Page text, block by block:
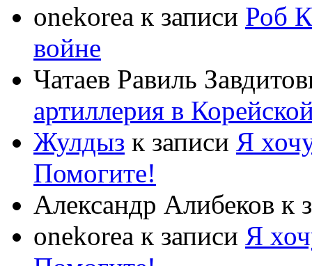
onekorea к записи Роб
войне
Чатаев Равиль
артиллерия в
Жулдыз к записи Я
Помогите!
Александр Алибеков к
onekorea к записи Я